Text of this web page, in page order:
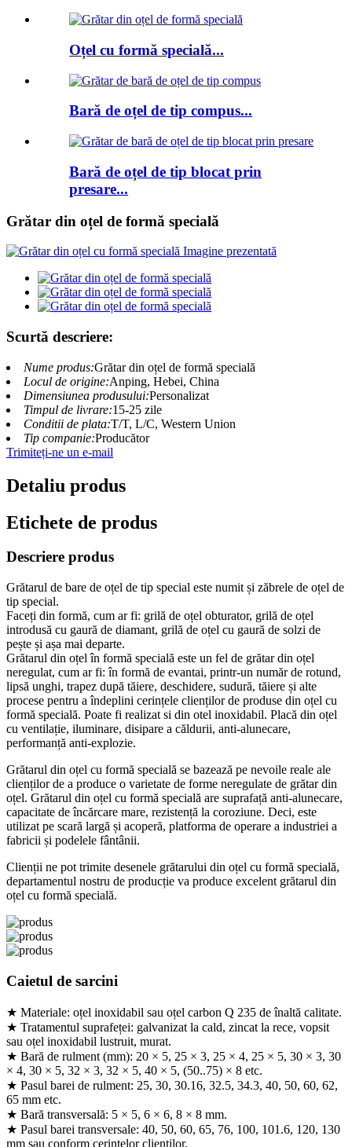
Oțel cu formă specială...
Bară de oțel de tip compus...
Bară de oțel de tip blocat prin
presare...
Grătar din oțel de formă specială
Scurtă descriere:
Nume produs:Grătar din oțel de formă specială
Locul de origine:Anping, Hebei, China
Dimensiunea produsului:Personalizat
Timpul de livrare:15-25 zile
Conditii de plata:T/T, L/C, Western Union
Tip companie:Producător
Trimiteți-ne un e-mail
Detaliu produs
Etichete de produs
Descriere produs
Grătarul de bare de oțel de tip special este numit și zăbrele de oțel de
tip special.
Faceți din formă, cum ar fi: grilă de oțel obturator, grilă de oțel
introdusă cu gaură de diamant, grilă de oțel cu gaură de solzi de
pește și așa mai departe.
Grătarul din oțel în formă specială este un fel de grătar din oțel
neregulat, cum ar fi: în formă de evantai, printr-un număr de rotund,
lipsă unghi, trapez după tăiere, deschidere, sudură, tăiere și alte
procese pentru a îndeplini cerințele clienților de produse din oțel cu
formă specială. Poate fi realizat si din otel inoxidabil. Placă din oțel
cu ventilație, iluminare, disipare a căldurii, anti-alunecare,
performanță anti-explozie.
Grătarul din oțel cu formă specială se bazează pe nevoile reale ale
clienților de a produce o varietate de forme neregulate de grătar din
oțel. Grătarul din oțel cu formă specială are suprafață anti-alunecare,
capacitate de încărcare mare, rezistență la coroziune. Deci, este
utilizat pe scară largă și acoperă, platforma de operare a industriei a
fabricii și podelele fântânii.
Clienții ne pot trimite desenele grătarului din oțel cu formă specială,
departamentul nostru de producție va produce excelent grătarul din
oțel cu formă specială.
Caietul de sarcini
★ Materiale: oțel inoxidabil sau oțel carbon Q 235 de înaltă calitate.
★ Tratamentul suprafeței: galvanizat la cald, zincat la rece, vopsit
sau oțel inoxidabil lustruit, murat.
★ Bară de rulment (mm): 20 × 5, 25 × 3, 25 × 4, 25 × 5, 30 × 3, 30
× 4, 30 × 5, 32 × 3, 32 × 5, 40 × 5, (50..75) × 8 etc.
★ Pasul barei de rulment: 25, 30, 30.16, 32.5, 34.3, 40, 50, 60, 62,
65 mm etc.
★ Bară transversală: 5 × 5, 6 × 6, 8 × 8 mm.
★ Pasul barei transversale: 40, 50, 60, 65, 76, 100, 101.6, 120, 130
mm sau conform cerințelor clienților.